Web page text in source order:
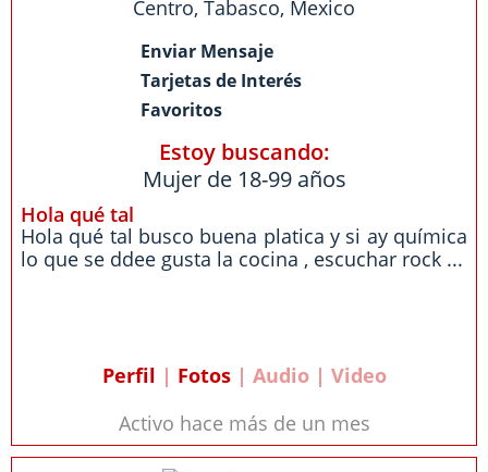
Centro, Tabasco, Mexico
Enviar Mensaje
Tarjetas de Interés
Favoritos
Estoy buscando:
Mujer de 18-99 años
Hola qué tal
Hola qué tal busco buena platica y si ay química
lo que se ddee gusta la cocina , escuchar rock ...
Perfil | Fotos| Audio | Video
Activo hace más de un mes